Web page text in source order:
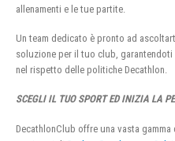
allenamenti e le tue partite.
Un team dedicato è pronto ad
soluzione per il tuo club,
nel rispetto delle politiche Decathlon.
SCEGLI IL TUO SPORT ED INIZIA LA
DecathlonClub offre una vasta